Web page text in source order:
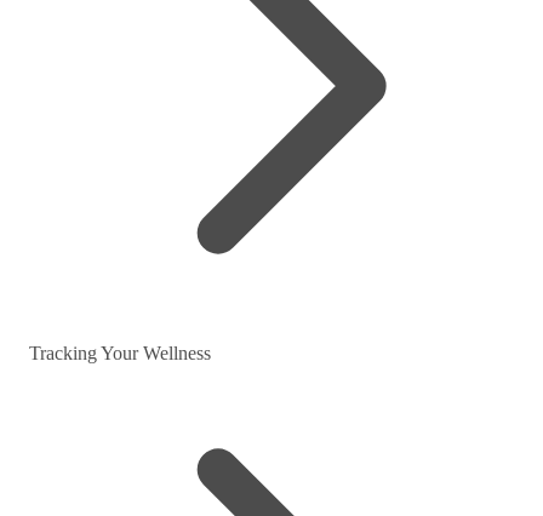
Tracking Your Wellness